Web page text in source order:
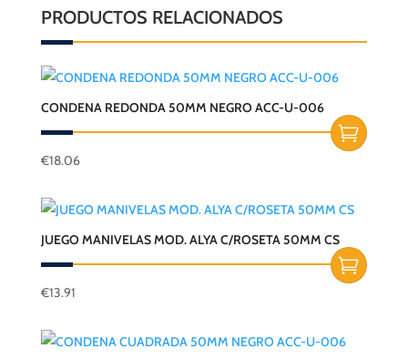
PRODUCTOS RELACIONADOS
CONDENA REDONDA 50MM NEGRO ACC-U-006
€18.06
JUEGO MANIVELAS MOD. ALYA C/ROSETA 50MM CS
€13.91